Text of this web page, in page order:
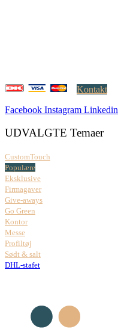
Kontakt
Facebook Instagram Linkedin
UDVALGTE Temaer
CustomTouch
Populære
Eksklusive
Firmagaver
Give-aways
Go Green
Kontor
Messe
Profiltøj
Sødt & salt
DHL-stafet